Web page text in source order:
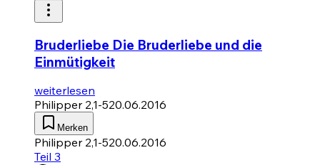
Bruderliebe Die Bruderliebe und die
Einmütigkeit
weiterlesen
Philipper 2,1-520.06.2016
Merken
Philipper 2,1-520.06.2016
Teil 3